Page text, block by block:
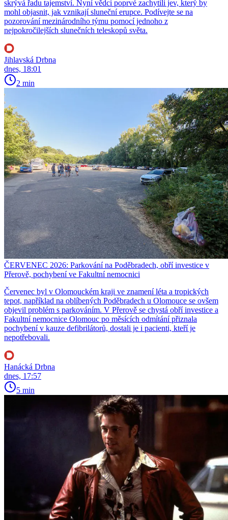
skrývá řadu tajemství. Nyní vědci poprvé zachytili jev, který by
mohl objasnit, jak vznikají sluneční erupce. Podívejte se na
pozorování mezinárodního týmu pomocí jednoho z
nejpokročilejších slunečních teleskopů světa.
Jihlavská Drbna
dnes, 18:01
2 min
ČERVENEC 2026: Parkování na Poděbradech, obří investice v
Přerově, pochybení ve Fakultní nemocnici
Červenec byl v Olomouckém kraji ve znamení léta a tropických
tepot, například na oblíbených Poděbradech u Olomouce se ovšem
objevil problém s parkováním. V Přerově se chystá obří investice a
Fakultní nemocnice Olomouc po měsících odmítání přiznala
pochybení v kauze defibrilátorů, dostali je i pacienti, kteří je
nepotřebovali.
Hanácká Drbna
dnes, 17:57
5 min